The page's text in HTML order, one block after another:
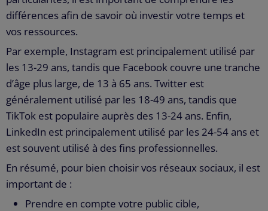
différences afin de savoir où investir votre temps et
vos ressources.
Par exemple, Instagram est principalement utilisé par
les 13-29 ans, tandis que Facebook couvre une tranche
d’âge plus large, de 13 à 65 ans. Twitter est
généralement utilisé par les 18-49 ans, tandis que
TikTok est populaire auprès des 13-24 ans. Enfin,
LinkedIn est principalement utilisé par les 24-54 ans et
est souvent utilisé à des fins professionnelles.
En résumé, pour bien choisir vos réseaux sociaux, il est
important de :
Prendre en compte votre public cible,